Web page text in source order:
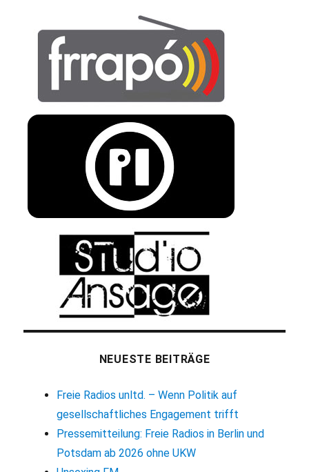
NEUESTE BEITRÄGE
Freie Radios unltd. – Wenn Politik auf
gesellschaftliches Engagement trifft
Pressemitteilung: Freie Radios in Berlin und
Potsdam ab 2026 ohne UKW